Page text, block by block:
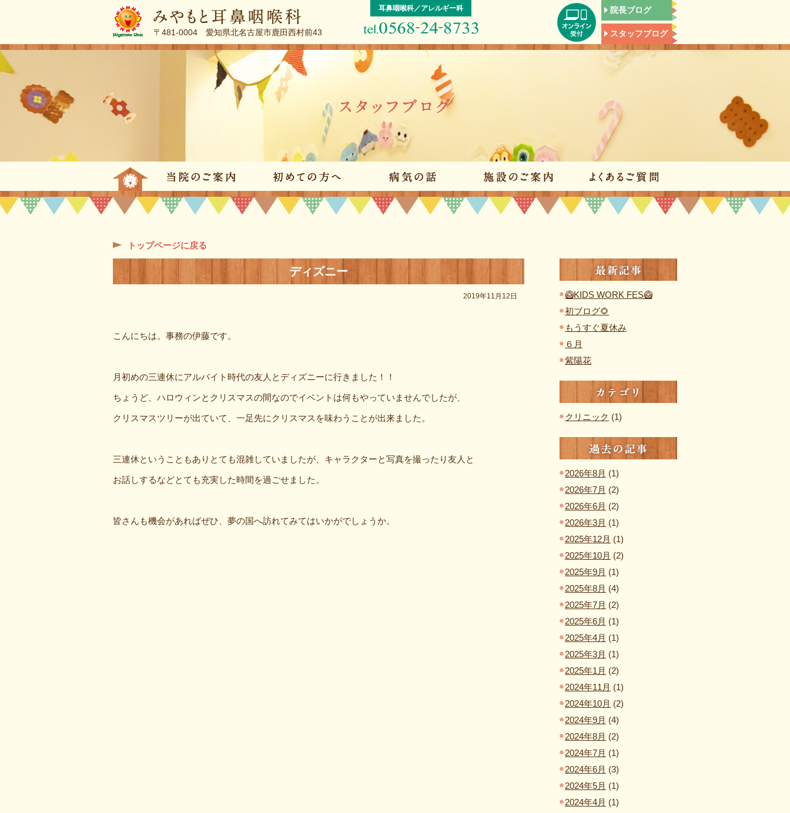
院長ブログ
スタッフブログ
〒481-0004 愛知県北名古屋市鹿田西村前43
耳鼻咽喉科／アレルギー科
トップページ 当院のご案内 初めての方へ 病気の話 施設のご案内 よくあるご質問
トップページに戻る
ディズニー
2019年11月12日
こんにちは。事務の伊藤です。
月初めの三連休にアルバイト時代の友人とディズニーに行きました！！
ちょうど、ハロウィンとクリスマスの間なのでイベントは何もやっていませんでしたが、
クリスマスツリーが出ていて、一足先にクリスマスを味わうことが出来ました。
三連休ということもありとても混雑していましたが、キャラクターと写真を撮ったり友人と
お話しするなどとても充実した時間を過ごせました。
皆さんも機会があればぜひ、夢の国へ訪れてみてはいかがでしょうか。
最新記事
🥝KIDS WORK FES🥝
初ブログ🌻
もうすぐ夏休み
６月
紫陽花
カテゴリ
クリニック (1)
過去の記事
2026年8月 (1)
2026年7月 (2)
2026年6月 (2)
2026年3月 (1)
2025年12月 (1)
2025年10月 (2)
2025年9月 (1)
2025年8月 (4)
2025年7月 (2)
2025年6月 (1)
2025年4月 (1)
2025年3月 (1)
2025年1月 (2)
2024年11月 (1)
2024年10月 (2)
2024年9月 (4)
2024年8月 (2)
2024年7月 (1)
2024年6月 (3)
2024年5月 (1)
2024年4月 (1)